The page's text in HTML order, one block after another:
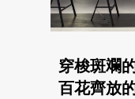
穿梭斑斕
百花齊放